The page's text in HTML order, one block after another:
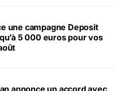
une campagne Deposit
5 000 euros pour vos
annonce un accord avec